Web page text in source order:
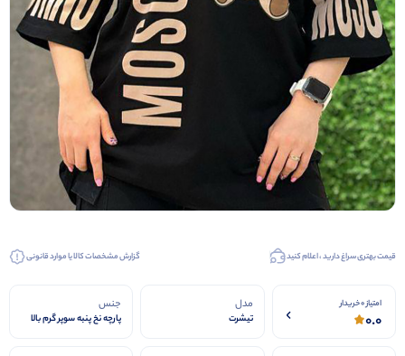
قیمت بهتری سراغ دارید ، اعلام کنید گزارش مشخصات کالا یا موارد قانونی
امتیاز 0 خریدار
0.0
مدل
تیشرت
جنس
پارچه نخ پنبه سوپر گرم بالا